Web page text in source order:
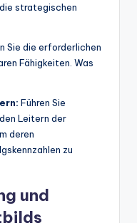
strategischen
Sie die erforderlichen
Fähigkeiten. Was
Führen Sie
Leitern der
deren
zu
und